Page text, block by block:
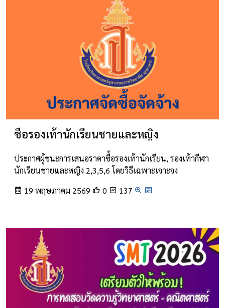
ซื้อรองเท้านักเรียนชายและหญิง
ประกาศผู้ชนะการเสนอราคาซื้อรองเท้านักเรียน, รองเท้ากีฬา
นักเรียนชายและหญิง 2,3,5,6 โดยวิธีเฉพาะเจาะจง
19 พฤษภาคม 2569
0 137